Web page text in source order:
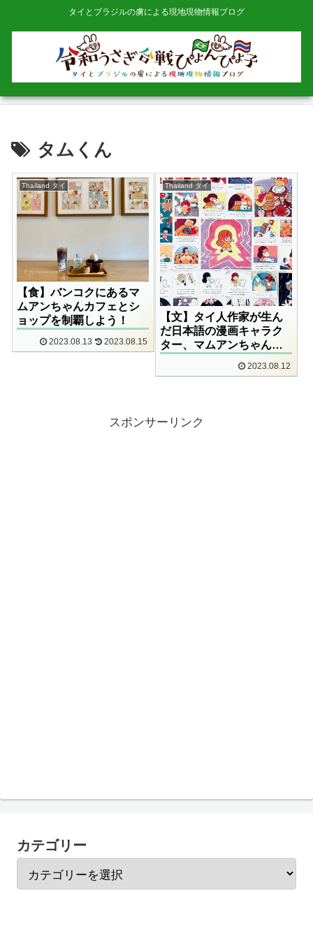
タイとブラジルの虜による現地現物情報ブログ
タムくん
Thailand タイ
【食】バンコクにあるマ
ムアンちゃんカフェとシ
ョップを制覇しよう！
2023.08.13 2023.08.15
Thailand タイ
【文】タイ人作家が生ん
だ日本語の漫画キャラク
ター、マムアンちゃんと
2023.08.12
スポンサーリンク
カテゴリー